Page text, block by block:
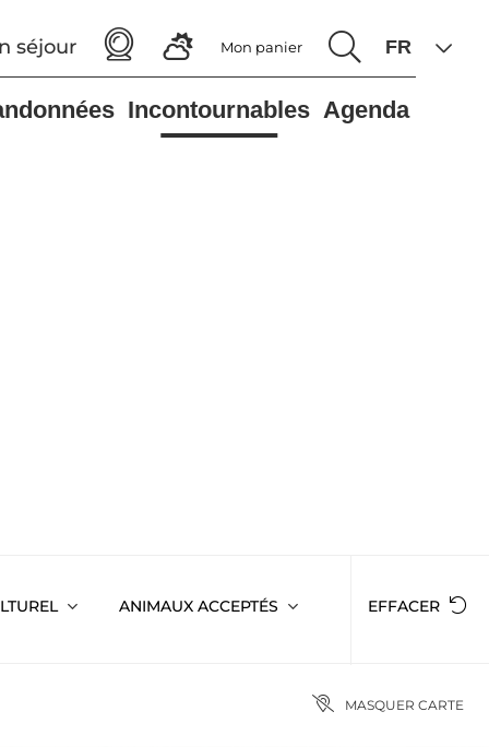
séjour Mon panier
Incontournables Agenda
ANIMAUX ACCEPTÉS EFFACER
MASQUER CARTE